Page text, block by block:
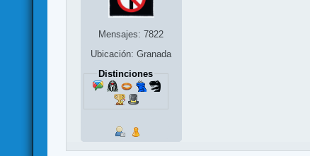
Mensajes: 7822
Ubicación: Granada
Distinciones